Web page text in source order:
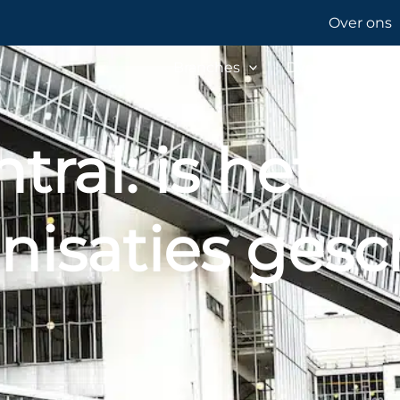
Over ons
Branches Dynamics
is het